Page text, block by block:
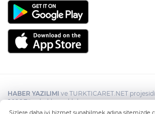
HABER YAZILIMI ve TURKTICARET.NET
2026 Tüm hakları saklıdır.
Sizlere daha iyi hizmet sunabilmek adına sitemizde